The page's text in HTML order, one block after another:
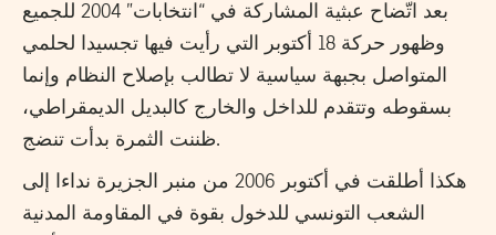
بعد اتّضاح عبثية المشاركة في “انتخابات” 2004 للجميع
وظهور حركة 18 أكتوبر التي رأيت فيها تجسيدا لحلمي
المتواصل بجبهة سياسية لا تطالب بإصلاح النظام وإنما
بسقوطه وتتقدم للداخل والخارج كالبديل الديمقراطي،
ظننت الثمرة بدأت تنضج.
هكذا أطلقت في أكتوبر 2006 من منبر الجزيرة نداءا إلى
الشعب التونسي للدخول بقوة في المقاومة المدنية